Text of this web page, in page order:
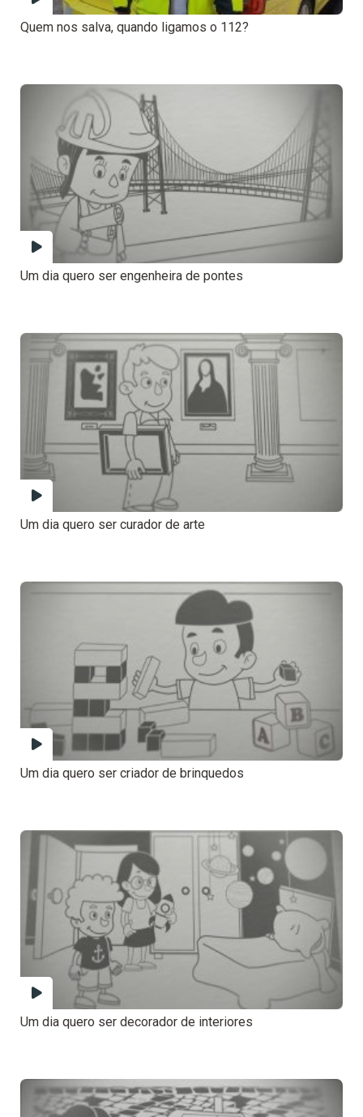
Quem nos salva, quando ligamos o 112?
Um dia quero ser engenheira de pontes
Um dia quero ser curador de arte
Um dia quero ser criador de brinquedos
Um dia quero ser decorador de interiores